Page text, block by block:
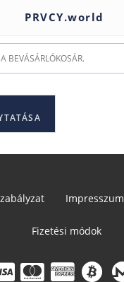
PRVCY.world
BEVÁSÁRLÓKOSÁR.
Impresszum
Fizetési módok